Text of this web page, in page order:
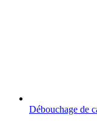
Débouchage de